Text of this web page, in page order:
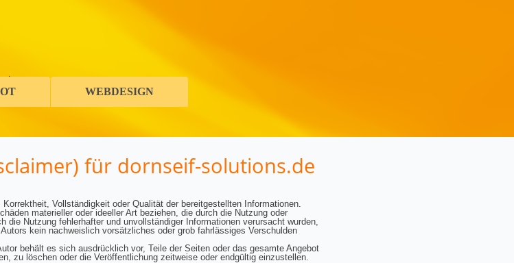
WEBDESIGN
für dornseif-solutions.de
Vollständigkeit oder Qualität der bereitgestellten Informationen.
materieller oder ideeller Art beziehen, die durch die Nutzung oder
die Nutzung fehlerhafter und unvollständiger Informationen verursacht wurden,
kein nachweislich vorsätzliches oder grob fahrlässiges Verschulden
behält es sich ausdrücklich vor, Teile der Seiten oder das gesamte Angebot
zu löschen oder die Veröffentlichung zeitweise oder endgültig einzustellen.